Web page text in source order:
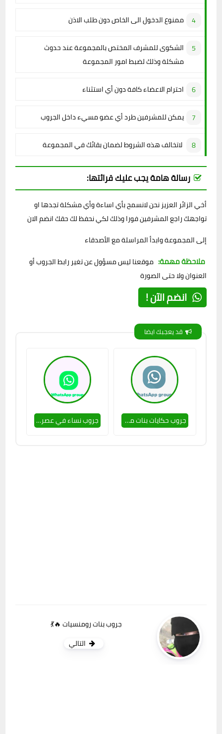
ممنوع الدخول الى الخاص دون طلب الاذن
الشكوى للمشرف المختص بالمجموعة عند حدوث
مشكلة وذلك لضبط امور المجموعة
احترام الاعضاء كافة دون أي استثناء
يمكن للمشرفين طرد أي عضو مسيء داخل الجروب
لاتخالف هذه الشروط لضمان بقائك في المجموعة
رسالة هامة يجب عليك قرائتها:
أخي الزائر العزيز نحن لانسمح بأي اساءة وأي مشكلة تجدها او
تواجهك راجع المشرفين فورا وذلك لكي نحفظ لك حقك انضم الان
إلى المجموعة وابدأ المراسلة مع الأصدقاء
ملاحظة مهمة: موقعنا ليس مسؤول عن تغير رابط الجروب أو
العنوان ولا حتى الصورة
انضم الآن !
قد يعجبك ايضا
جروب حكايات بنات مصر 🔥💕 جروب نساء في عصر الحب 🔥👌
جروب بنات رومنسيات 🔥💃
التالي